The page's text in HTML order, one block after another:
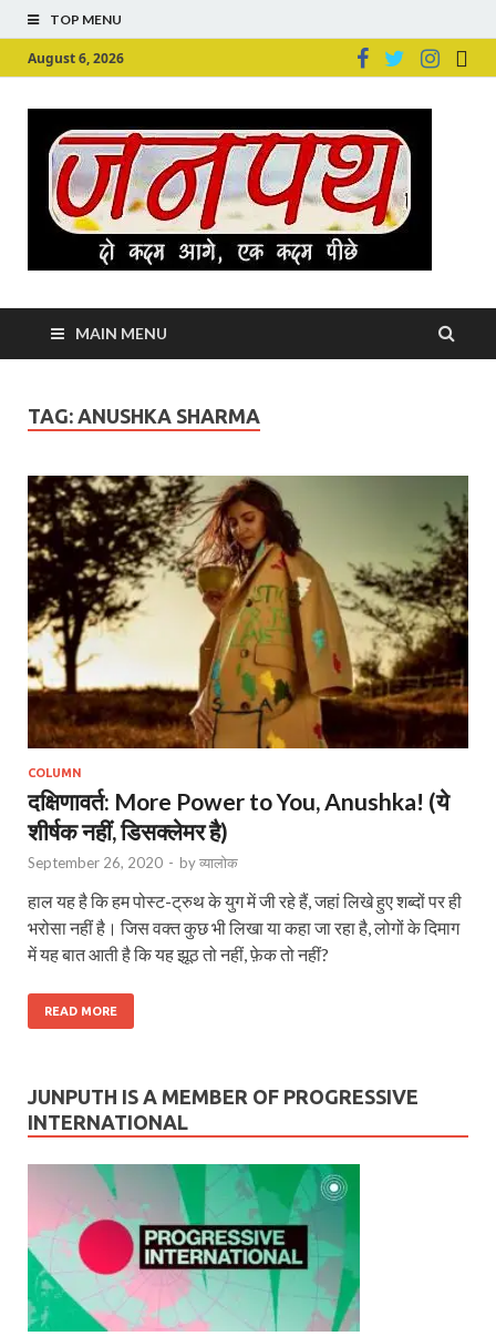
TOP MENU
August 6, 2026
MAIN MENU
TAG: ANUSHKA SHARMA
COLUMN
दक्षिणावर्त: More Power to You, Anushka! (ये
शीर्षक नहीं, डिसक्लेमर है)
September 26, 2020 - byव्यालोक
हाल यह है कि हम पोस्ट-ट्रुथ के युग में जी रहे हैं, जहां लिखे हुए शब्दों पर ही
भरोसा नहीं है। जिस वक्त कुछ भी लिखा या कहा जा रहा है, लोगों के दिमाग
में यह बात आती है कि यह झूठ तो नहीं, फ़ेक तो नहीं?
READ MORE
JUNPUTH IS A MEMBER OF PROGRESSIVE
INTERNATIONAL